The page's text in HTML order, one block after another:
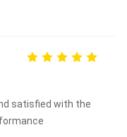
satisfied with the